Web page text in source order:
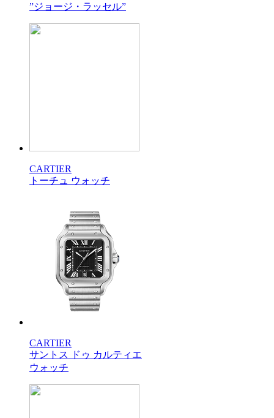
”ジョージ・ラッセル”
CARTIER
トーチュ ウォッチ
CARTIER
サントス ドゥ カルティエ
ウォッチ